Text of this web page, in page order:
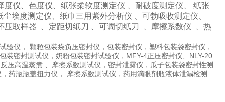
度仪、色度仪、纸张柔软度测定仪 、耐破度测定仪、
纸张
尘埃度测定仪、纸巾三用紫外分析仪
、可勃吸收测定仪、
压取样器 、定距切纸刀 、可调切纸刀 、摩擦系数仪
、热
验仪， 颗粒包装袋负压密封仪，包装密封仪，塑料包装袋密封仪，
装密封测试仪，奶粉包装密封试验仪， MFY-4正压密封仪、 NLY-20
压高温蒸煮 、摩擦系数测试仪，密封泄露仪，瓜子包装袋密封性测
药瓶瓶盖扭力仪， 摩擦系数测试仪，药用滴眼剂瓶液体泄漏检测